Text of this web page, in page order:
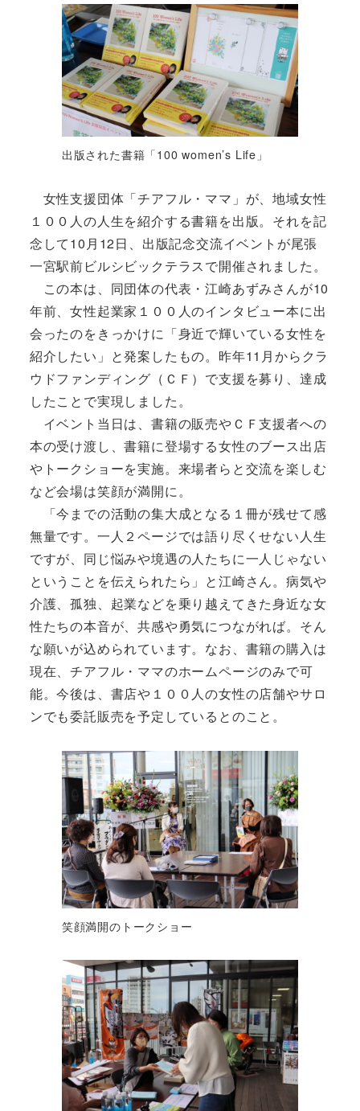
出版された書籍「100 women’s Life」
女性支援団体「チアフル・ママ」が、地域女性
１００人の人生を紹介する書籍を出版。それを記
念して10月12日、出版記念交流イベントが尾張
一宮駅前ビルシビックテラスで開催されました。
この本は、同団体の代表・江崎あずみさんが10
年前、女性起業家１００人のインタビュー本に出
会ったのをきっかけに「身近で輝いている女性を
紹介したい」と発案したもの。昨年11月からクラ
ウドファンディング（ＣＦ）で支援を募り、達成
したことで実現しました。
イベント当日は、書籍の販売やＣＦ支援者への
本の受け渡し、書籍に登場する女性のブース出店
やトークショーを実施。来場者らと交流を楽しむ
など会場は笑顔が満開に。
「今までの活動の集大成となる１冊が残せて感
無量です。一人２ページでは語り尽くせない人生
ですが、同じ悩みや境遇の人たちに一人じゃない
ということを伝えられたら」と江崎さん。病気や
介護、孤独、起業などを乗り越えてきた身近な女
性たちの本音が、共感や勇気につながれば。そん
な願いが込められています。なお、書籍の購入は
現在、チアフル・ママのホームページのみで可
能。今後は、書店や１００人の女性の店舗やサロ
ンでも委託販売を予定しているとのこと。
笑顔満開のトークショー